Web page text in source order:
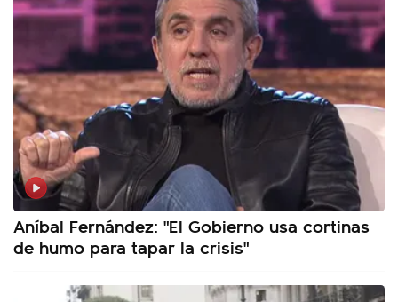
Aníbal Fernández: "El Gobierno usa cortinas
de humo para tapar la crisis"